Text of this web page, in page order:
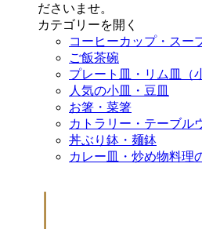
ださいませ。
カテゴリーを開く
コーヒーカップ・スー
ご飯茶碗
プレート皿・リム皿（
人気の小皿・豆皿
お箸・菜箸
カトラリー・テーブル
丼ぶり鉢・麺鉢
カレー皿・炒め物料理